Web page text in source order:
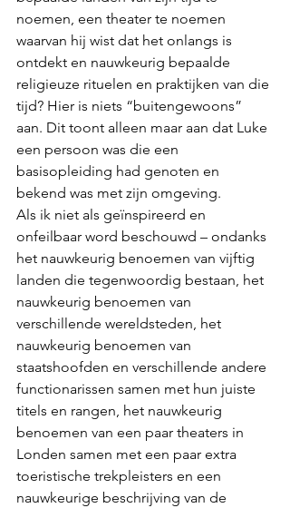
noemen, een theater te noemen
waarvan hij wist dat het onlangs is
ontdekt en nauwkeurig bepaalde
religieuze rituelen en praktijken van die
tijd? Hier is niets “buitengewoons”
aan. Dit toont alleen maar aan dat Luke
een persoon was die een
basisopleiding had genoten en
bekend was met zijn omgeving.
Als ik niet als geïnspireerd en
onfeilbaar word beschouwd – ondanks
het nauwkeurig benoemen van vijftig
landen die tegenwoordig bestaan, het
nauwkeurig benoemen van
verschillende wereldsteden, het
nauwkeurig benoemen van
staatshoofden en verschillende andere
functionarissen samen met hun juiste
titels en rangen, het nauwkeurig
benoemen van een paar theaters in
Londen samen met een paar extra
toeristische trekpleisters en een
nauwkeurige beschrijving van de